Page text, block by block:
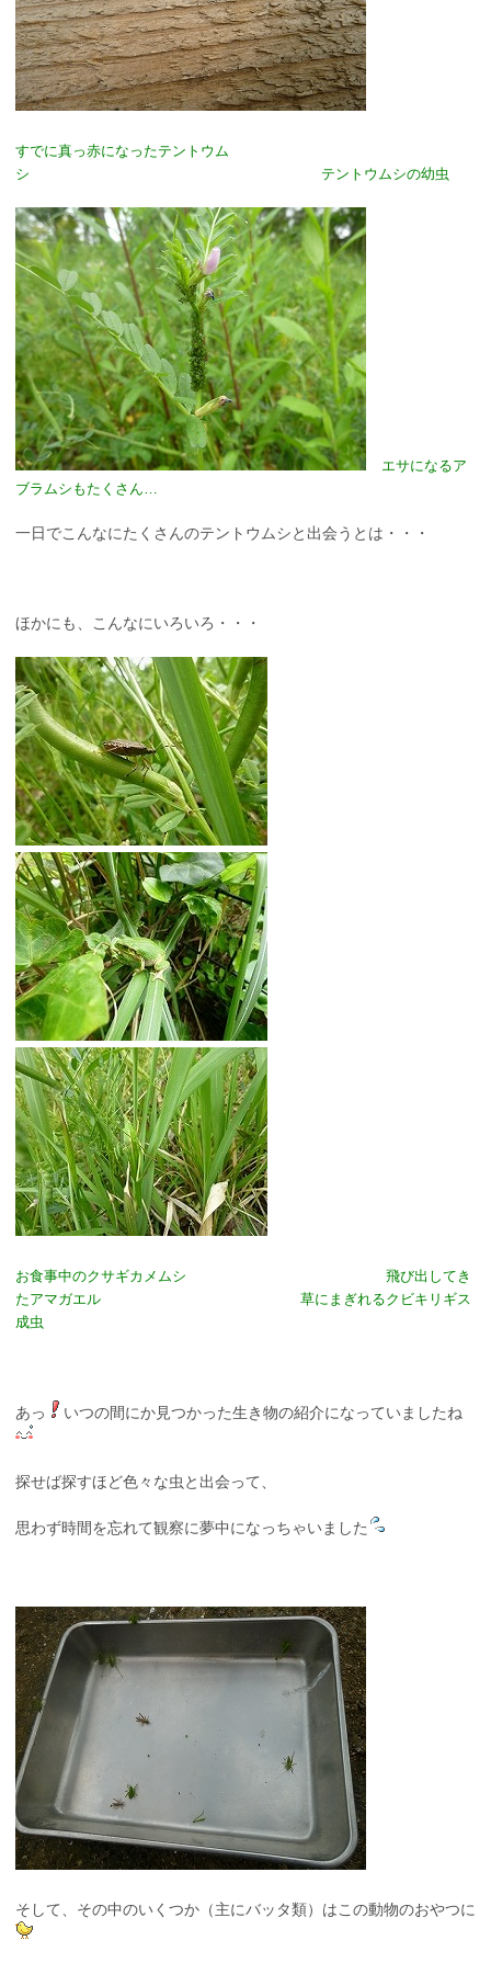
すでに真っ赤になったテントウム
シ
テントウムシの幼虫
エサになるア
ブラムシもたくさん…
一日でこんなにたくさんのテントウムシと出会うとは・・・
ほかにも、こんなにいろいろ・・・
お食事中のクサギカメムシ
飛び出してき
たアマガエル 草にまぎれるクビキリギス
成虫
あっ いつの間にか見つかった生き物の紹介になっていましたね
探せば探すほど色々な虫と出会って、
思わず時間を忘れて観察に夢中になっちゃいました
そして、その中のいくつか（主にバッタ類）はこの動物のおやつに